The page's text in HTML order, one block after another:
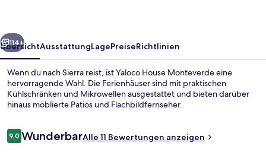
Weiter
114+
ÜbersichtAusstattungLagePreiseRichtlinien
Wenn du nach Sierra reist, ist Yaloco House Monteverde eine
hervorragende Wahl. Die Ferienhäuser sind mit praktischen
Kühlschränken und Mikrowellen ausgestattet und bieten darüber
hinaus möblierte Patios und Flachbildfernseher.
Bewertungen
9,09,0 von 10.
WunderbarAlle 11 Bewertungen anzeigen